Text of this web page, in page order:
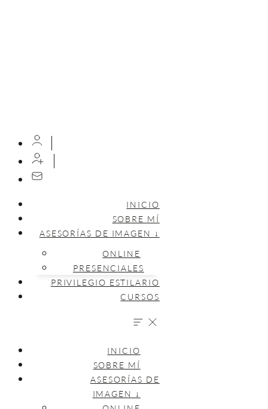
INICIO
SOBRE MÍ
ASESORÍAS DE IMAGEN ↓
ONLINE
PRESENCIALES
PRIVILEGIO ESTILARIO
CURSOS
INICIO
SOBRE MÍ
ASESORÍAS DE
IMAGEN ↓